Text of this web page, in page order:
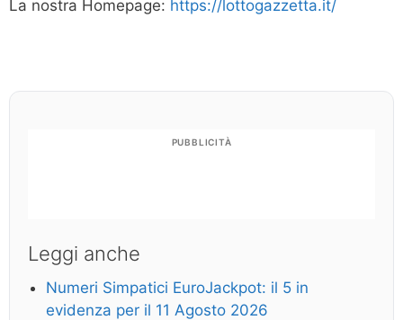
La nostra Homepage: https://lottogazzetta.it/
PUBBLICITÀ
Leggi anche
Numeri Simpatici EuroJackpot: il 5 in
evidenza per il 11 Agosto 2026